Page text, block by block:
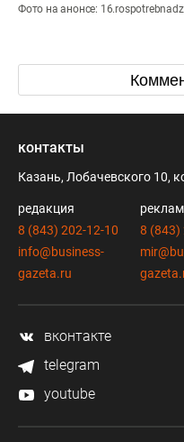
Фото на анонсе:
контакты
Казань, Лобачевского 10,
редакция
8 (843) 202-12-10
info@business-
gazeta.ru
8 (843)
вконтакте
telegram
youtube